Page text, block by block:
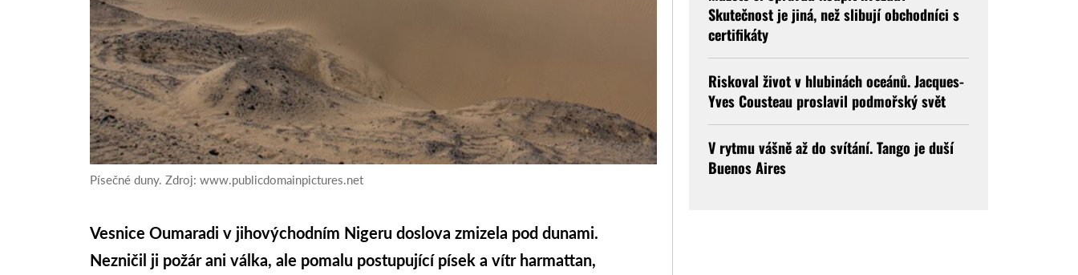
Písečné duny. Zdroj: www.publicdomainpictures.net
Vesnice Oumaradi v jihovýchodním Nigeru doslova zmizela pod dunami.
Nezničil ji požár ani válka, ale pomalu postupující písek a vítr harmattan,
Skutečnost je jiná, než slibují obchodníci s
certifikáty
Riskoval život v hlubinách oceánů. Jacques-
Yves Cousteau proslavil podmořský svět
V rytmu vášně až do svítání. Tango je duší
Buenos Aires